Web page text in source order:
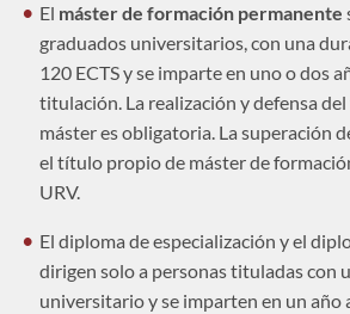
El máster de formación permanente
graduados universitarios, con una
120 ECTS y se imparte en uno o dos
titulación. La realización y defensa
máster es obligatoria. La superación
el título propio de máster de
URV.
El diploma de especialización y el
dirigen solo a personas tituladas con
universitario y se imparten en un año